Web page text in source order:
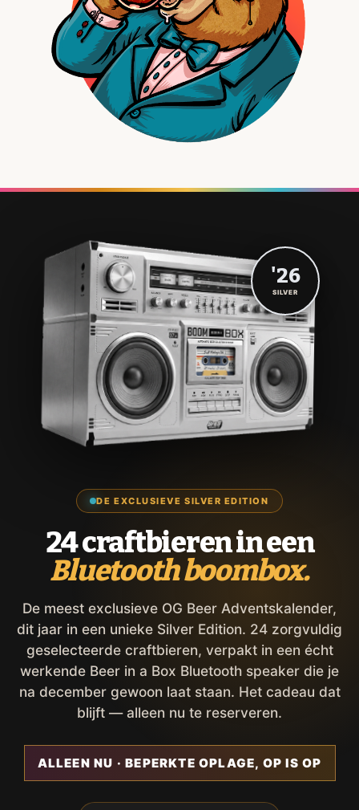
DE EXCLUSIEVE SILVER EDITION
24 craftbieren in een
Bluetooth boombox.
De meest exclusieve OG Beer Adventskalender,
dit jaar in een unieke Silver Edition. 24 zorgvuldig
geselecteerde craftbieren, verpakt in een écht
werkende Beer in a Box Bluetooth speaker die je
na december gewoon laat staan. Het cadeau dat
blijft — alleen nu te reserveren.
ALLEEN NU · BEPERKTE OPLAGE, OP IS OP
'26
SILVER